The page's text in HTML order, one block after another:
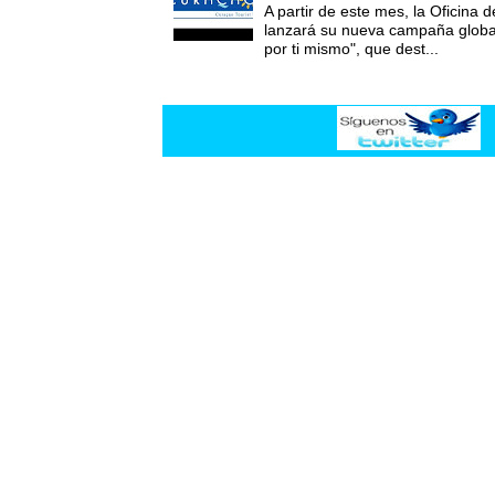
A partir de este mes, la Oficina
lanzará su nueva campaña
por ti mismo", que dest...